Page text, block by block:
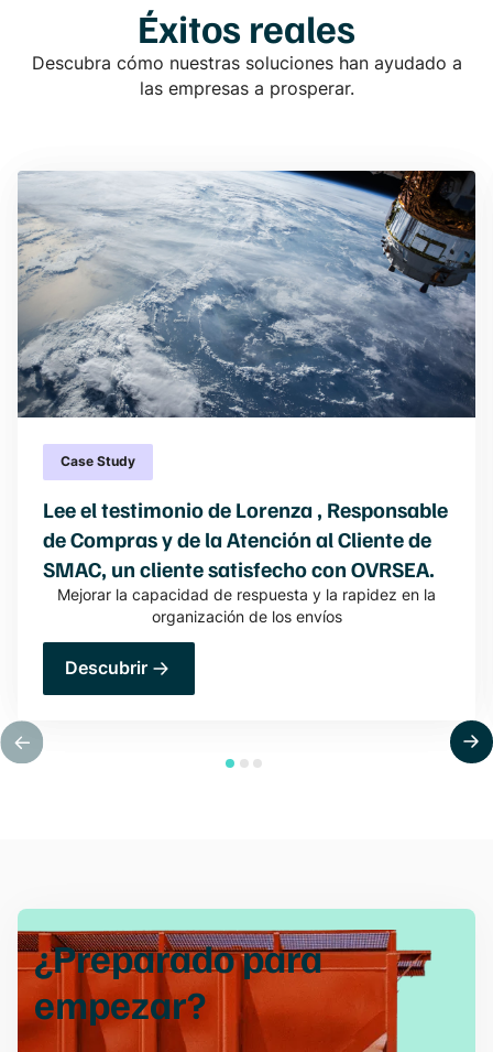
Éxitos reales
Descubra cómo nuestras soluciones han ayudado a
las empresas a prosperar.
Case Study
Lee el testimonio de Lorenza , Responsable
de Compras y de la Atención al Cliente de
SMAC, un cliente satisfecho con OVRSEA.
Mejorar la capacidad de respuesta y la rapidez en la
organización de los envíos
Descubrir
¿Preparado para
empezar?
Disfrute de una gestión de la carga sin